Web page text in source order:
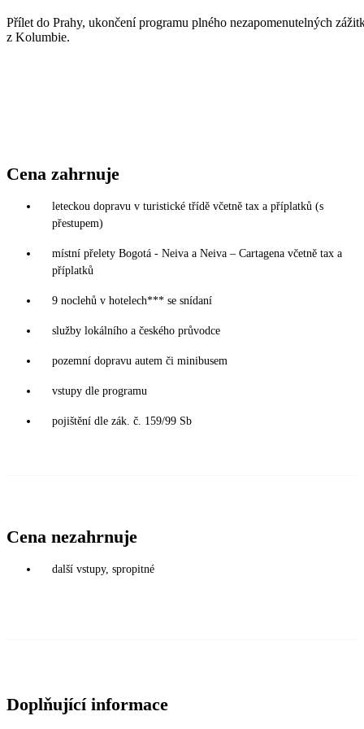
Přílet do Prahy, ukončení programu plného nezapomenutelných
z Kolumbie.
Cena zahrnuje
leteckou dopravu v turistické třídě včetně tax a příplatků (s
přestupem)
místní přelety Bogotá - Neiva a Neiva – Cartagena včetně tax a
příplatků
9 noclehů v hotelech*** se snídaní
služby lokálního a českého průvodce
pozemní dopravu autem či minibusem
vstupy dle programu
pojištění dle zák. č. 159/99 Sb
Cena nezahrnuje
další vstupy, spropitné
Doplňující informace